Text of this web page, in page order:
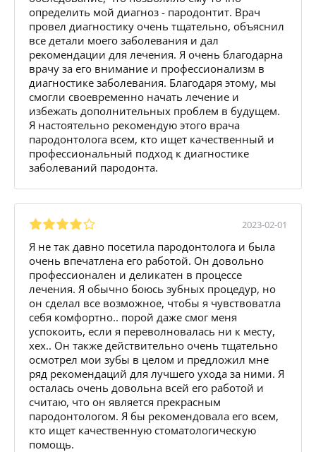
определить мой диагноз - пародонтит. Врач
провел диагностику очень тщательно, объяснил
все детали моего заболевания и дал
рекомендации для лечения. Я очень благодарна
врачу за его внимание и профессионализм в
диагностике заболевания. Благодаря этому, мы
смогли своевременно начать лечение и
избежать дополнительных проблем в будущем.
Я настоятельно рекомендую этого врача
пародонтолога всем, кто ищет качественный и
профессиональный подход к диагностике
заболеваний пародонта.
2023-02-01
Я не так давно посетила пародонтолога и была
очень впечатлена его работой. Он довольно
профессионален и деликатен в процессе
лечения. Я обычно боюсь зубных процедур, но
он сделал все возможное, чтобы я чувствоватла
себя комфортно.. порой даже смог меня
успокоить, если я переволновалась ни к месту,
хех.. Он также действительно очень тщательно
осмотрел мои зубы в целом и предложил мне
ряд рекомендаций для лучшего ухода за ними. Я
осталась очень довольна всей его работой и
считаю, что он является прекрасным
пародонтологом. Я бы рекомендовала его всем,
кто ищет качественную стоматологическую
помощь.